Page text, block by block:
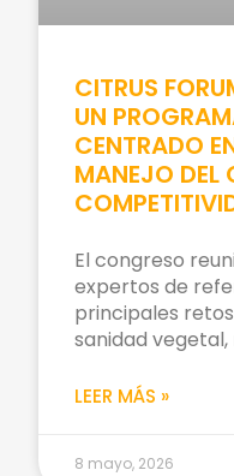
CITRUS
UN
CENTRADO
MANEJO DEL
El congreso
expertos de
principales
sanidad
LEER MÁS »
8 mayo, 2026